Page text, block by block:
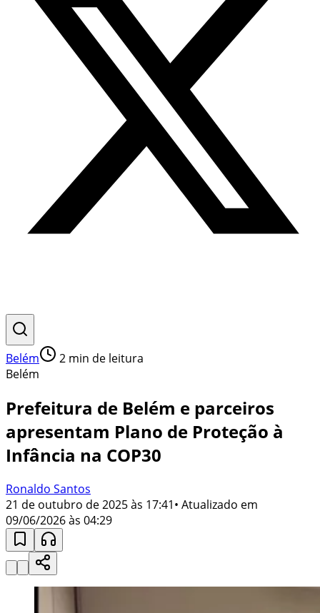
Belém 2 min de leitura
Belém
Prefeitura de Belém e parceiros
apresentam Plano de Proteção à
Infância na COP30
Ronaldo Santos
21 de outubro de 2025 às 17:41• Atualizado em
09/06/2026 às 04:29